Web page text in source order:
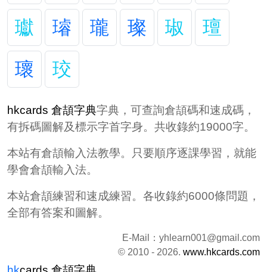
瓛
璿 瓏 璨 琡
璮
瓌
珓
hkcards 倉頡字典字典，可查詢倉頡碼和速成碼，
有拆碼圖解及標示字首字身。共收錄約19000字。
本站有倉頡輸入法教學。只要順序逐課學習，就能
學會倉頡輸入法。
本站倉頡練習和速成練習。各收錄約6000條問題，
全部有答案和圖解。
E-Mail： yhlearn001@gmail.com
© 2010 - 2026. www.hkcards.com